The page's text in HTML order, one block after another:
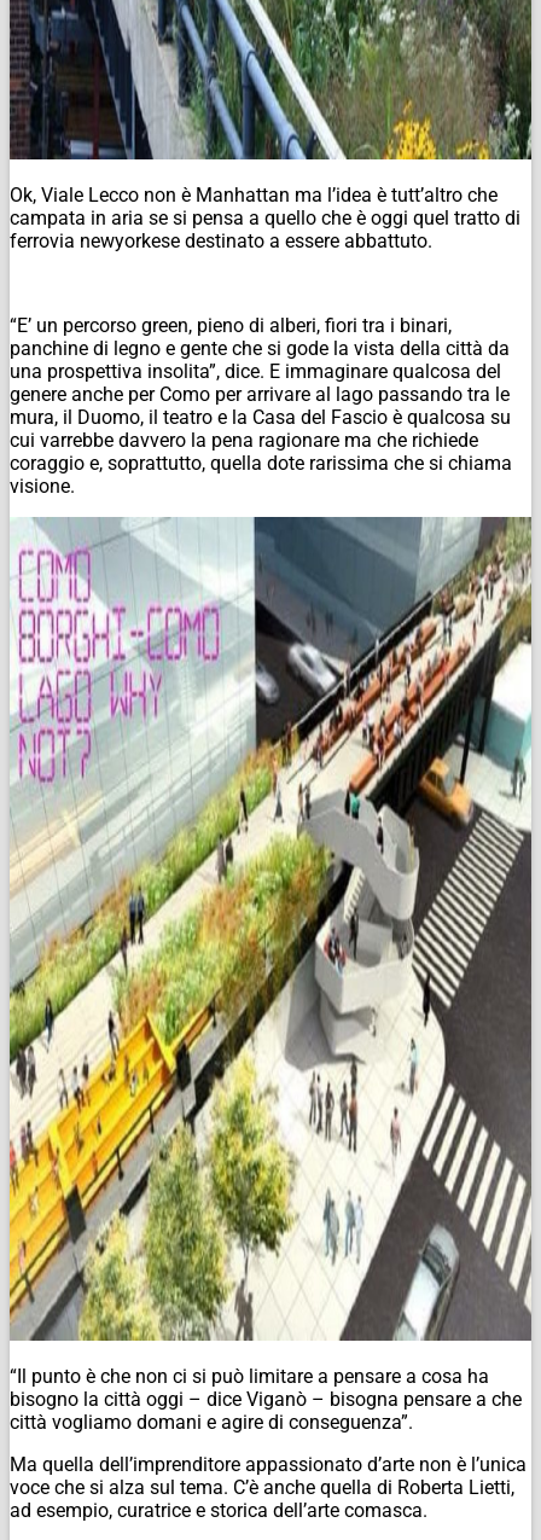
Ok, Viale Lecco non è Manhattan ma l’idea è tutt’altro che
campata in aria se si pensa a quello che è oggi quel tratto di
ferrovia newyorkese destinato a essere abbattuto.
“E’ un percorso green, pieno di alberi, fiori tra i binari,
panchine di legno e gente che si gode la vista della città da
una prospettiva insolita”, dice. E immaginare qualcosa del
genere anche per Como per arrivare al lago passando tra le
mura, il Duomo, il teatro e la Casa del Fascio è qualcosa su
cui varrebbe davvero la pena ragionare ma che richiede
coraggio e, soprattutto, quella dote rarissima che si chiama
visione.
“Il punto è che non ci si può limitare a pensare a cosa ha
bisogno la città oggi – dice Viganò – bisogna pensare a che
città vogliamo domani e agire di conseguenza”.
Ma quella dell’imprenditore appassionato d’arte non è l’unica
voce che si alza sul tema. C’è anche quella di Roberta Lietti,
ad esempio, curatrice e storica dell’arte comasca.